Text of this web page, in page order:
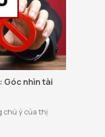
Góc nhìn tài
chú ý của thị